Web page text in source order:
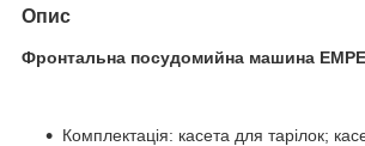
Опис
Фронтальна посудомийна машина
Комплектація: касета для тарілок;